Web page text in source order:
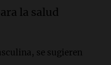
la salud
se sugieren